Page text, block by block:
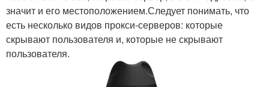
значит и его местоположением.Следует понимать, что
есть несколько видов прокси-серверов: которые
скрывают пользователя и, которые не скрывают
пользователя.